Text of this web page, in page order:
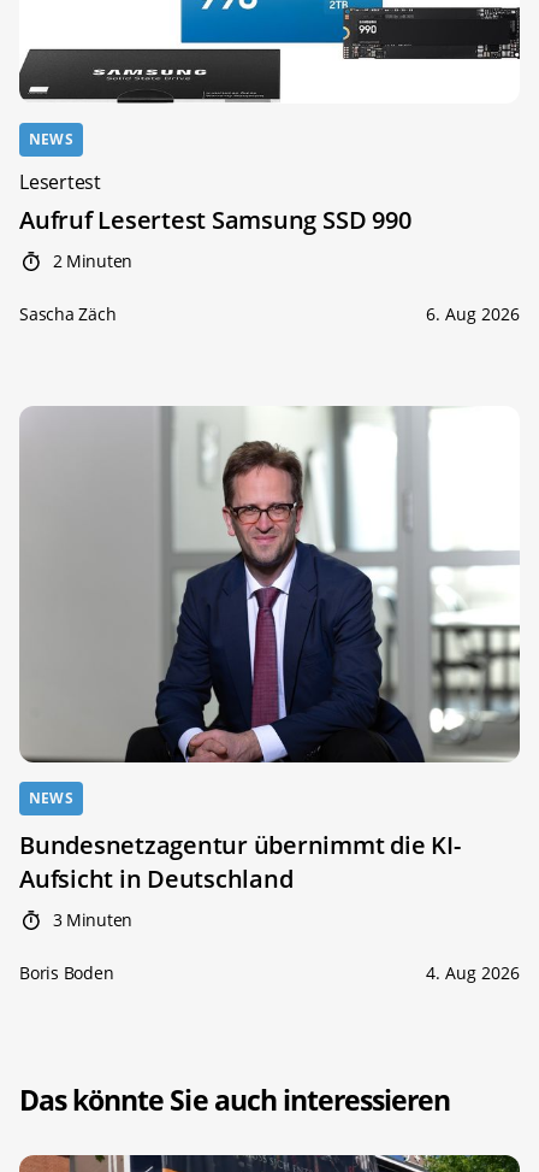
NEWS
Lesertest
Aufruf Lesertest Samsung SSD 990
2 Minuten
Sascha Zäch 6. Aug 2026
NEWS
Bundesnetzagentur übernimmt die KI-
Aufsicht in Deutschland
3 Minuten
Boris Boden 4. Aug 2026
Das könnte Sie auch interessieren